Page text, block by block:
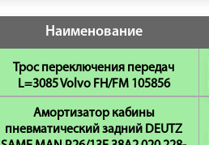
Наименование
Трос переключения передач
L=3085 Volvo FH/FM 105856
Амортизатор кабины
пневматический задний DEUTZ